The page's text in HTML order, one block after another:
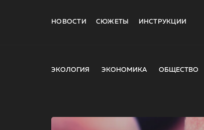
НОВОСТИ СЮЖЕТЫ ИНСТРУКЦИИ
ЭКОЛОГИЯ ЭКОНОМИКА ОБЩЕСТВО